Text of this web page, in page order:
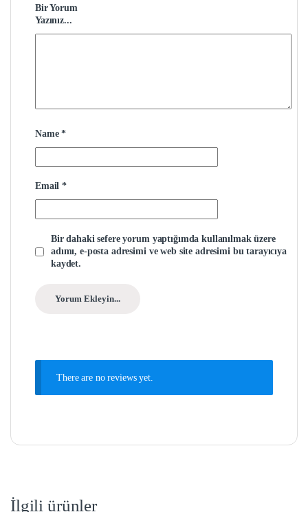
Bir Yorum
Yazınız...
Name*
Email*
Bir dahaki sefere yorum yaptığımda kullanılmak üzere
adımı, e-posta adresimi ve web site adresimi bu tarayıcıya
kaydet.
There are no reviews yet.
İlgili ürünler